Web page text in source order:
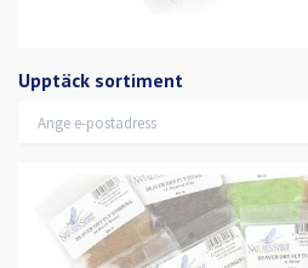
Upptäck sortiment